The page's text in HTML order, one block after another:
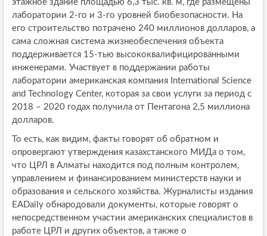
этажное здание площадью 6,3 тыс. кв. м, где размещены
лаборатории 2-го и 3-го уровней биобезопасности. На
его строительство потрачено 240 миллионов долларов, а
сама сложная система жизнеобеспечения объекта
поддерживается 15-тью высококвалифицированными
инженерами. Участвует в поддержании работы
лаборатории американская компания International Science
and Technology Center, которая за свои услуги за период с
2018 – 2020 годах получила от Пентагона 2,5 миллиона
долларов.
То есть, как видим, факты говорят об обратном и
опровергают утверждения казахстанского МИДа о том,
что ЦРЛ в Алматы находится под полным контролем,
управлением и финансированием министерств науки и
образования и сельского хозяйства. Журналисты издания
EADaily обнародовали документы, которые говорят о
непосредственном участии американских специалистов в
работе ЦРЛ и других объектов, а также о